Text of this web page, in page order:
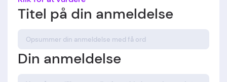
Titel på din anmeldelse
Din anmeldelse